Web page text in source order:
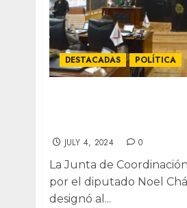
DESTACADAS POLÍTICA
JULY 4, 2024 0
La Junta de
por el diputado Noel
designó al...